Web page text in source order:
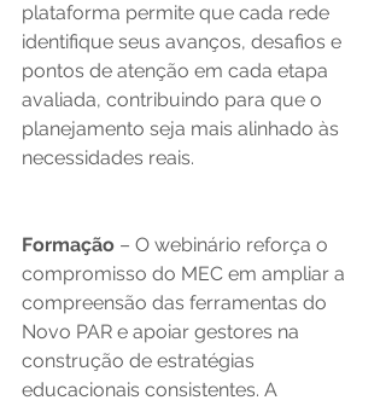
plataforma permite que cada rede
identifique seus avanços, desafios e
pontos de atenção em cada etapa
avaliada, contribuindo para que o
planejamento seja mais alinhado às
necessidades reais.
Formação – O webinário reforça o
compromisso do MEC em ampliar a
compreensão das ferramentas do
Novo PAR e apoiar gestores na
construção de estratégias
educacionais consistentes. A